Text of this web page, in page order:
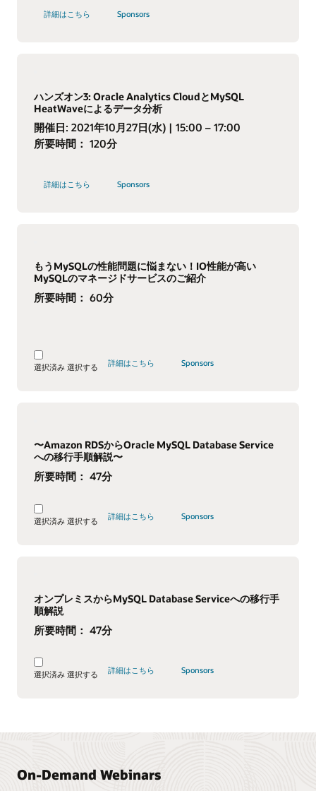
詳細はこちら Sponsors
ハンズオン3: Oracle Analytics CloudとMySQL
HeatWaveによるデータ分析
開催日: 2021年10月27日(水) | 15:00 – 17:00
所要時間： 120分
詳細はこちら Sponsors
もうMySQLの性能問題に悩まない！IO性能が高い
MySQLのマネージドサービスのご紹介
所要時間： 60分
選択済み 選択する 詳細はこちら Sponsors
〜Amazon RDSからOracle MySQL Database Service
への移行手順解説〜
所要時間： 47分
選択済み 選択する 詳細はこちら Sponsors
オンプレミスからMySQL Database Serviceへの移行手
順解説
所要時間： 47分
選択済み 選択する 詳細はこちら Sponsors
On-Demand Webinars